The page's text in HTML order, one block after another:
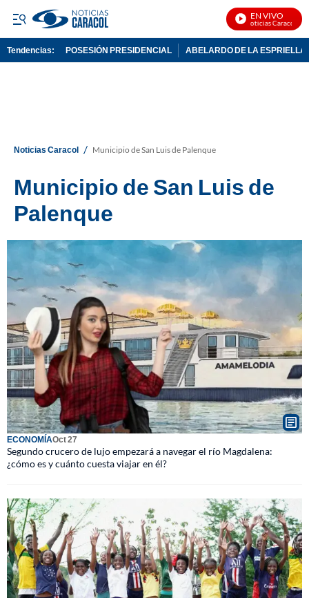
EN VIVO
Noticias Caracol En
Tendencias: POSESIÓN PRESIDENCIAL ABELARDO DE LA ESPRIELLA
Noticias Caracol / Municipio de San Luis de Palenque
Municipio de San Luis de
Palenque
ECONOMÍAOct 27
Segundo crucero de lujo empezará a navegar el río Magdalena:
¿cómo es y cuánto cuesta viajar en él?